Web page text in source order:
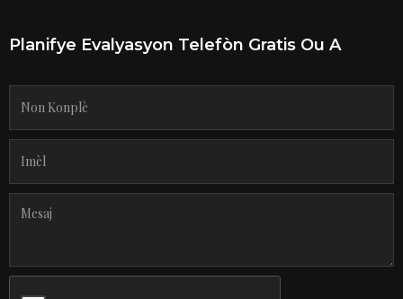
Planifye Evalyasyon Telefòn Gratis Ou A